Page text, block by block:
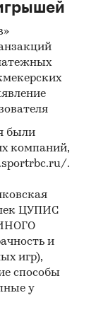
ZHEJIANG
EAST
(SHANGHAI)
EXPORT
CORP,
LTD,
LTD,
YALA
LTD,
A.S., HEFEI
INS SAN VE
CO.,
CO., LTD,
были
компаний,
.
ЦУПИС
и
игр),
способы
у